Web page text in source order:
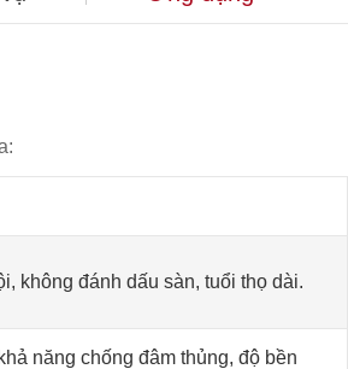
không đánh dấu sàn, tuổi thọ dài.
năng chống đâm thủng, độ bền